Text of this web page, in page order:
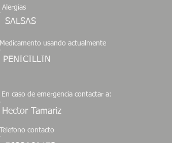
Alergias
SALSAS
Medicamento usando actualmente
PENICILLIN
En caso de emergencia contactar a:
Hector Tamariz
Telefono contacto